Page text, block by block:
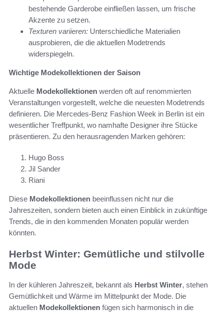
bestehende Garderobe einfließen lassen, um frische
Akzente zu setzen.
Texturen variieren: Unterschiedliche Materialien
ausprobieren, die die aktuellen Modetrends
widerspiegeln.
Wichtige Modekollektionen der Saison
Aktuelle Modekollektionen werden oft auf renommierten
Veranstaltungen vorgestellt, welche die neuesten Modetrends
definieren. Die Mercedes-Benz Fashion Week in Berlin ist ein
wesentlicher Treffpunkt, wo namhafte Designer ihre Stücke
präsentieren. Zu den herausragenden Marken gehören:
Hugo Boss
Jil Sander
Riani
Diese Modekollektionen beeinflussen nicht nur die
Jahreszeiten, sondern bieten auch einen Einblick in zukünftige
Trends, die in den kommenden Monaten populär werden
könnten.
Herbst Winter: Gemütliche und stilvolle
Mode
In der kühleren Jahreszeit, bekannt als Herbst Winter, stehen
Gemütlichkeit und Wärme im Mittelpunkt der Mode. Die
aktuellen Modekollektionen fügen sich harmonisch in die